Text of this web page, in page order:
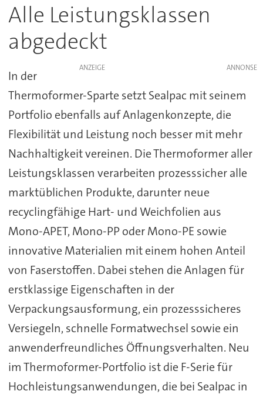
Alle Leistungsklassen
abgedeckt
ANZEIGE
In der
Thermoformer-Sparte setzt Sealpac mit seinem
Portfolio ebenfalls auf Anlagenkonzepte, die
Flexibilität und Leistung noch besser mit mehr
Nachhaltigkeit vereinen. Die Thermoformer aller
Leistungsklassen verarbeiten prozesssicher alle
marktüblichen Produkte, darunter neue
recyclingfähige Hart- und Weichfolien aus
Mono-APET, Mono-PP oder Mono-PE sowie
innovative Materialien mit einem hohen Anteil
von Faserstoffen. Dabei stehen die Anlagen für
erstklassige Eigenschaften in der
Verpackungsausformung, ein prozesssicheres
Versiegeln, schnelle Formatwechsel sowie ein
anwenderfreundliches Öffnungsverhalten. Neu
im Thermoformer-Portfolio ist die F-Serie für
Hochleistungsanwendungen, die bei Sealpac in